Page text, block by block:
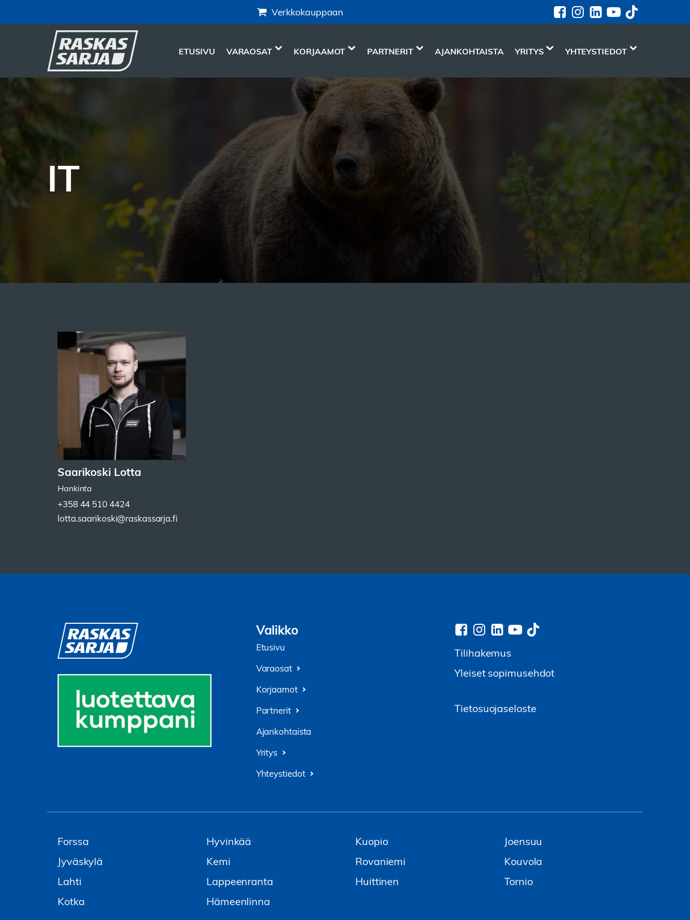
Verkkokauppaan
ETUSIVU VARAOSAT KORJAAMOT PARTNERIT AJANKOHTAISTA YRITYS YHTEYSTIEDOT
IT
Saarikoski Lotta
Hankinta
+358 44 510 4424
lotta.saarikoski@raskassarja.fi
Valikko
Etusivu
Varaosat
Korjaamot
Partnerit
Ajankohtaista
Yritys
Yhteystiedot
Tilihakemus
Yleiset sopimusehdot
Tietosuojaseloste
Forssa
Jyväskylä
Lahti
Kotka
Hyvinkää
Kemi
Lappeenranta
Hämeenlinna
Kuopio
Rovaniemi
Huittinen
Joensuu
Kouvola
Tornio